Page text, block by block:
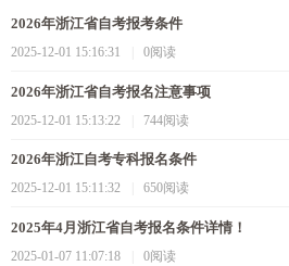
2026年浙江省自考报考条件
2025-12-01 15:16:31
|0阅读
2026年浙江省自考报名注意事项
2025-12-01 15:13:22
744阅读
2026年浙江自考专科报名条件
2025-12-01 15:11:32
|650阅读
2025年4月浙江省自考报名条件详情！
2025-01-07 11:07:18
|0阅读